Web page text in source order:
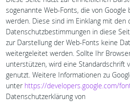
sogenannte Web-Fonts, die von
werden. Diese sind im Einklang mit den
Datenschutzbestimmungen in diese
zur Darstellung der Web-Fonts keine
weitergeleitet werden. Sollte Ihr
unterstützen, wird eine Standardschrift
genutzt. Weitere Informationen zu
unter https://developers.google.com/
Datenschutzerklärung von